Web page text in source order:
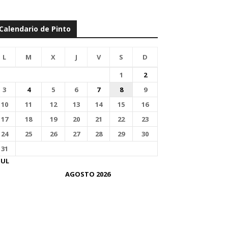
de Pinto
AGOSTO 2026
L M X J V S
D
1
2
3
4 5 6 7 8
9
10
11 12 13 14 15
16
17
18 19 20 21 22
23
24
25 26 27 28 29
30
31